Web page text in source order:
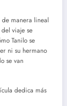
manera lineal
del viaje se
Tanilo se
ni su hermano
se van
dedica más